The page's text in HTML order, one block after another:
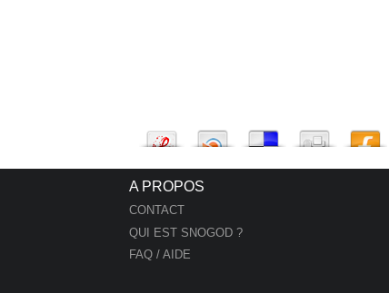
A PROPOS
CONTACT
QUI EST SNOGOD ?
FAQ / AIDE